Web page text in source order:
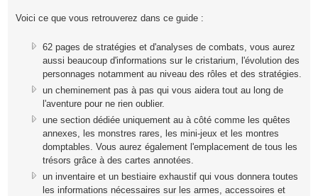
Voici ce que vous retrouverez dans ce guide :
62 pages de stratégies et d'analyses de combats, vous aurez
aussi beaucoup d'informations sur le cristarium, l'évolution des
personnages notamment au niveau des rôles et des stratégies.
un cheminement pas à pas qui vous aidera tout au long de
l'aventure pour ne rien oublier.
une section dédiée uniquement au à côté comme les quêtes
annexes, les monstres rares, les mini-jeux et les montres
domptables. Vous aurez également l'emplacement de tous les
trésors grâce à des cartes annotées.
un inventaire et un bestiaire exhaustif qui vous donnera toutes
les informations nécessaires sur les armes, accessoires et